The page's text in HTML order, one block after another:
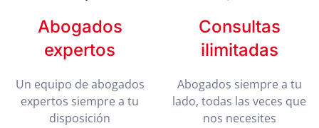
Abogados
expertos
Un equipo de abogados
expertos siempre a tu
disposición
Consultas
ilimitadas
Abogados siempre a tu
lado, todas las veces que
nos necesites